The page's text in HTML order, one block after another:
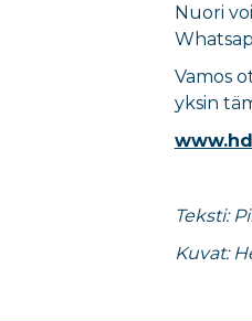
Nuori
Vamos
yksin
Teksti:
Kuvat: